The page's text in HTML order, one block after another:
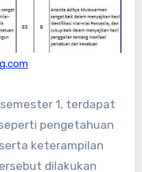
semester 1, terdapat
pengetahuan
keterampilan
dilakukan